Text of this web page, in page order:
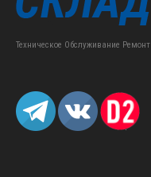
Техническое Обслуживание